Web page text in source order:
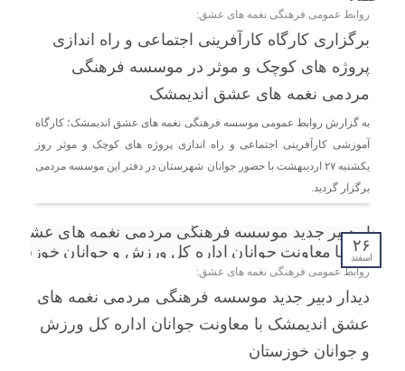
روابط عمومی فرهنگی نغمه های عشق:
برگزاری کارگاه کارآفرینی اجتماعی و راه اندازی
پروژه های کوچک و موثر در موسسه فرهنگی
مردمی نغمه های عشق اندیمشک
به گزارش روابط عمومی موسسه فرهنگی نغمه های عشق اندیمشک؛ کارگاه
آموزشی کارآفرینی اجتماعی و راه اندازی پروژه های کوچک و موثر روز
یکشنبه ۲۷ اردیبهشت با حضور جوانان شهرستان در دفتر این موسسه مردمی
برگزار گردید.
۲۶
اسفند
روابط عمومی فرهنگی نغمه های عشق:
دیدار دبیر جدید موسسه فرهنگی مردمی نغمه های
عشق اندیمشک با معاونت جوانان اداره کل ورزش
و جوانان خوزستان